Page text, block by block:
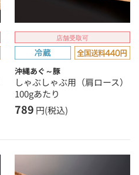
店舗受取可
沖縄あぐ～豚
しゃぶしゃぶ用（肩ロース）
100gあたり
789 円(税込)